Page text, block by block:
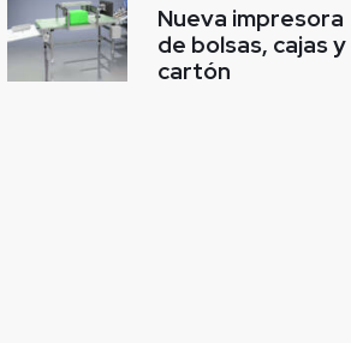
Nueva impresora
de bolsas, cajas y
cartón